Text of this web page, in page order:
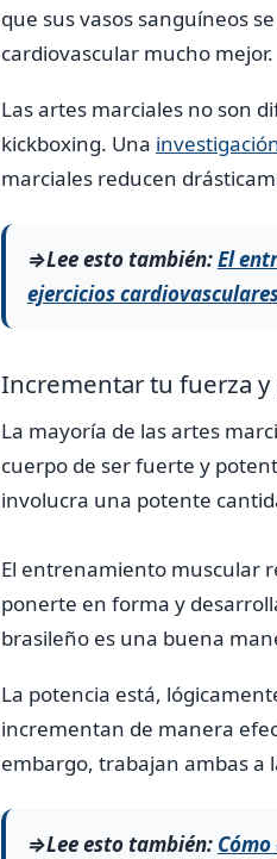
que sus vasos sanguíneos
cardiovascular mucho mejor.
Las artes marciales no son
kickboxing. Una
marciales reducen
⇒Lee esto también:El
ejercicios
Incrementar tu fuerza y
La mayoría de las artes
cuerpo de ser fuerte y
involucra una potente
El entrenamiento muscular
ponerte en forma y
brasileño es una buena
La potencia está,
incrementan de manera
embargo, trabajan ambas a
⇒Lee esto también: